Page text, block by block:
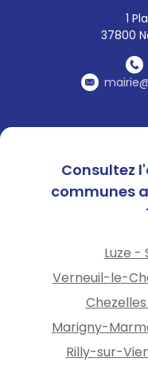
1
37800
Consultez
communes
Luze -
Verneuil-le-
Marigny-
Rilly-sur-